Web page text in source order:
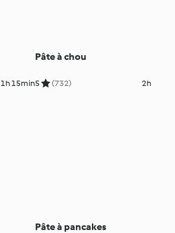
1h 15min
Pâte à chou
5 (732) 2h
Pâte à pancakes